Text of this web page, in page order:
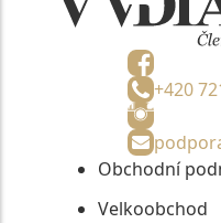
+420
Obchodní
Velkoobchod